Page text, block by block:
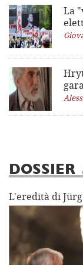
La
DOSSIER
L'eredità di